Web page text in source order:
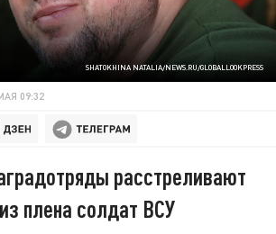
SHATOKHINA NATALIA/NEWS.RU/GLOBALLOOKPRESS
09:32
расстреливают
плена солдат ВСУ